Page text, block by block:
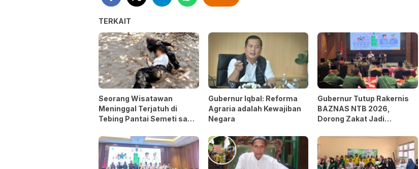
TERKAIT
Seorang Wisatawan
Meninggal Terjatuh di
Tebing Pantai Semeti saat
Gubernur Iqbal: Reforma
Agraria adalah Kewajiban
Negara
Gubernur Tutup Rakernis
BAZNAS NTB 2026,
Dorong Zakat Jadi
Kemiskinan